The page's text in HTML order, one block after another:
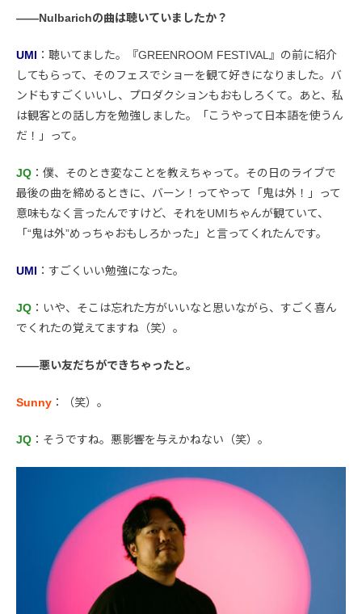
――Nulbarichの曲は聴いていましたか？
UMI ：聴いてました。『GREENROOM FESTIVAL』の前に紹介
してもらって、そのフェスでショーを観て好きになりました。バ
ンドもすごくいいし、プロダクションもおもしろくて。あと、私
は観客との話し方を勉強しました。「こうやって日本語を使うん
だ！」って。
JQ ：僕、そのとき変なことを教えちゃって。その日のライブで
最後の曲を締めるときに、バーン！ってやって「鬼は外！」って
意味もなく言ったんですけど、それをUMIちゃんが観ていて、
「“鬼は外”めっちゃおもしろかった」と言ってくれたんです。
UMI ：すごくいい勉強になった。
JQ ：いや、そこは忘れた方がいいなと思いながら、すごく喜ん
でくれたの覚えてますね（笑）。
――悪い友だちができちゃったと。
Sunny ：（笑）。
JQ ：そうですね。悪影響を与えかねない（笑）。